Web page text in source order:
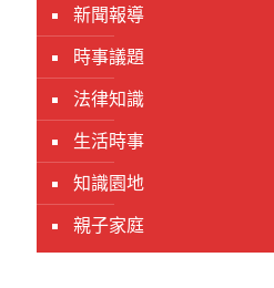
新聞報導
時事議題
法律知識
生活時事
知識園地
親子家庭